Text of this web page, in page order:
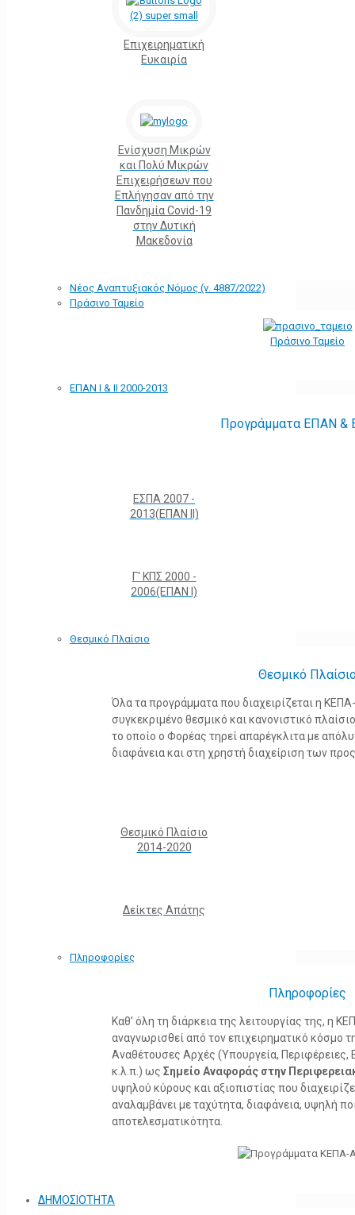
Επιχειρηματική
Ευκαιρία
Ενίσχυση Μικρών
και Πολύ Μικρών
Επιχειρήσεων που
Επλήγησαν από την
Πανδημία Covid-19
στην Δυτική
Μακεδονία
Νέος Αναπτυξιακός Νόμος (ν. 4887/2022)
Πράσινο Ταμείο
Πράσινο Ταμείο
ΕΠΑΝ Ι & ΙΙ 2000-2013
Προγράμματα ΕΠΑΝ &
ΕΣΠΑ 2007 -
2013(ΕΠΑΝ ΙΙ)
Γ' ΚΠΣ 2000 -
2006(ΕΠΑΝ Ι)
Θεσμικό Πλαίσιο
Θεσμικό
Όλα τα προγράμματα που διαχειρίζεται η
συγκεκριμένο θεσμικό και κανονιστικό
το οποίο ο Φορέας τηρεί απαρέγκλιτα με
διαφάνεια και στη χρηστή διαχείριση των
Θεσμικό Πλαίσιο
2014-2020
Δείκτες Απάτης
Πληροφορίες
Πληροφορίες
Καθ’ όλη τη διάρκεια της λειτουργίας της, η
αναγνωρισθεί από τον επιχειρηματικό κόσμο
Αναθέτουσες Αρχές (Υπουργεία, Περιφέρειες,
κ.λ.π.) ως Σημείο Αναφοράς στην
υψηλού κύρους και αξιοπιστίας που
αναλαμβάνει με ταχύτητα, διαφάνεια, υψηλή
αποτελεσματικότητα.
ΔΗΜΟΣΙΟΤΗΤΑ